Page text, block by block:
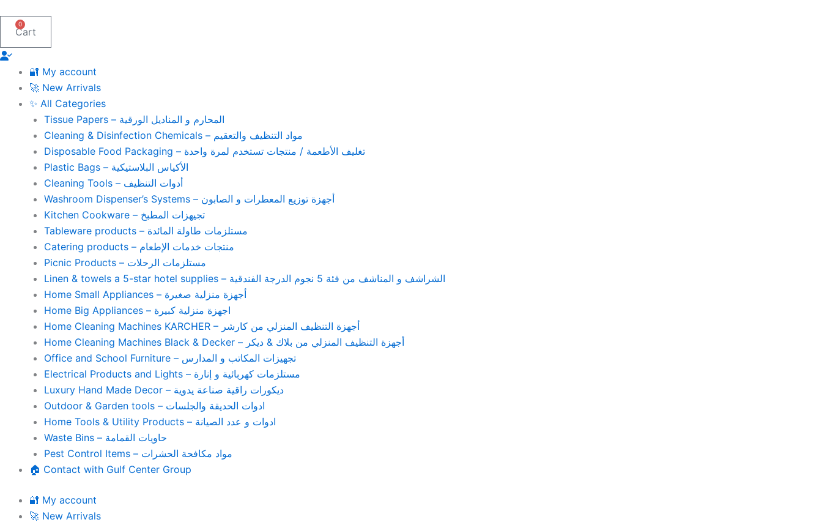
content
0
Cart
🔐 My account
🚀 New Arrivals
✨ All Categories
Tissue Papers – المحارم و المناديل الورقية
Cleaning & Disinfection Chemicals – مواد التنظيف والتعقيم
Disposable Food Packaging – تغليف الأطعمة / منتجات تستخدم لمرة واحدة
Plastic Bags – الأكياس البلاستيكية
Cleaning Tools – أدوات التنظيف
Washroom Dispenser’s Systems – أجهزة توزيع المعطرات و الصابون
Kitchen Cookware – تجيهزات المطبخ
Tableware products – مستلزمات طاولة المائدة
Catering products – منتجات خدمات الإطعام
Picnic Products – مستلزمات الرحلات
Linen & towels a 5-star hotel supplies – الشراشف و المناشف من فئة 5 نجوم الدرجة الفندقية
Home Small Appliances – أجهزة منزلية صغيرة
Home Big Appliances – اجهزة منزلية كبيرة
Home Cleaning Machines KARCHER – أجهزة التنظيف المنزلي من كارشر
Home Cleaning Machines Black & Decker – أجهزة التنظيف المنزلي من بلاك & ديكر
Office and School Furniture – تجهيزات المكاتب و المدارس
Electrical Products and Lights – مستلزمات كهربائية و إنارة
Luxury Hand Made Decor – ديكورات راقية صناعة يدوية
Outdoor & Garden tools – ادوات الحديقة والجلسات
Home Tools & Utility Products – ادوات و عدد الصيانة
Waste Bins – حاويات القمامة
Pest Control Items – مواد مكافحة الحشرات
🏠 Contact with Gulf Center Group
🔐 My account
🚀 New Arrivals